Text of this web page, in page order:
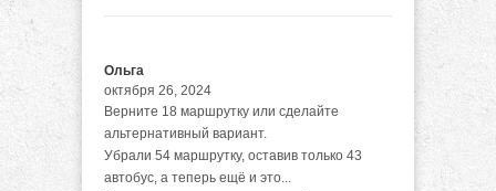
Ольга
октября 26, 2024
Верните 18 маршрутку или сделайте
альтернативный вариант.
Убрали 54 маршрутку, оставив только 43
автобус, а теперь ещё и это...